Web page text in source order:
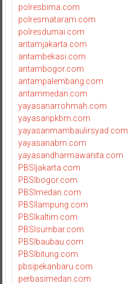
polresbima.com
polresmataram.com
polresdumai.com
antamjakarta.com
antambekasi.com
antambogor.com
antampalembang.com
antammedan.com
yayasanarrohmah.com
yayasanpkbm.com
yayasanmambaulirsyad.com
yayasanabm.com
yayasandharmawanita.com
PBSIjakarta.com
PBSIbogor.com
PBSImedan.com
PBSIlampung.com
PBSIkaltim.com
PBSIsumbar.com
PBSIbaubau.com
PBSIbitung.com
pbsipekanbaru.com
perbasimedan.com